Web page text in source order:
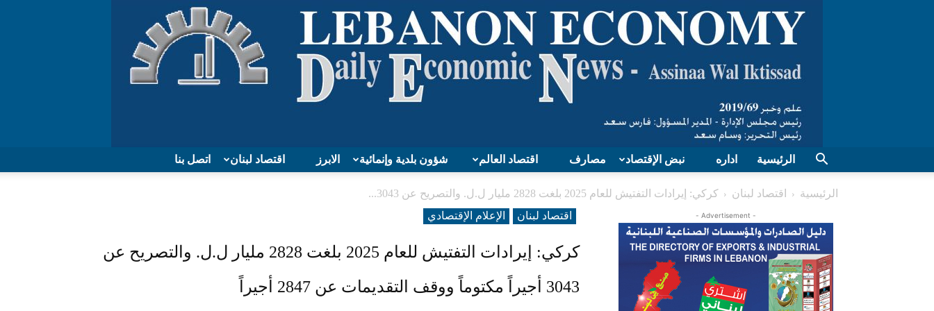
Lebanon
Economy
اتصل بنا اقتصاد لبنان الابرز شؤون بلدية وإنمائية اقتصاد العالم مصارف نبض الإقتصاد اداره الرئيسية
الرئيسية اقتصاد لبنان
كركي: إيرادات التفتيش للعام 2025 بلغت 2828 مليار ل.ل. والتصريح عن 3043...
اقتصاد لبنان
الإعلام الإقتصادي
كركي: إيرادات التفتيش للعام 2025 بلغت 2828 مليار ل.ل. والتصريح عن
3043 أجيراً مكتوماً ووقف التقديمات عن 2847 أجيراً
- Advertisement -